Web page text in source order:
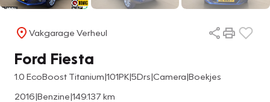
Vakgarage Verheul
Ford Fiesta
1.0 EcoBoost Titanium|101PK|5Drs|Camera|Boekjes
2016|Benzine|149.137 km